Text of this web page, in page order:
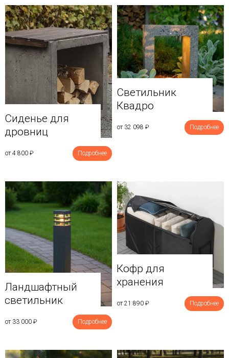
Сиденье для
дровниц
от 4 800 ₽ Подробнее
Светильник
Квадро
от 32 098 ₽ Подробнее
Ландшафтный
светильник
от 33 000 ₽ Подробнее
Кофр для
хранения
от 21 890 ₽ Подробнее